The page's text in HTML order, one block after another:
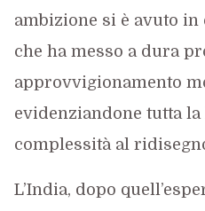
ambizione si è avuto in
che ha messo a dura
approvvigionamento
evidenziandone tutta
complessità al
L’India, dopo